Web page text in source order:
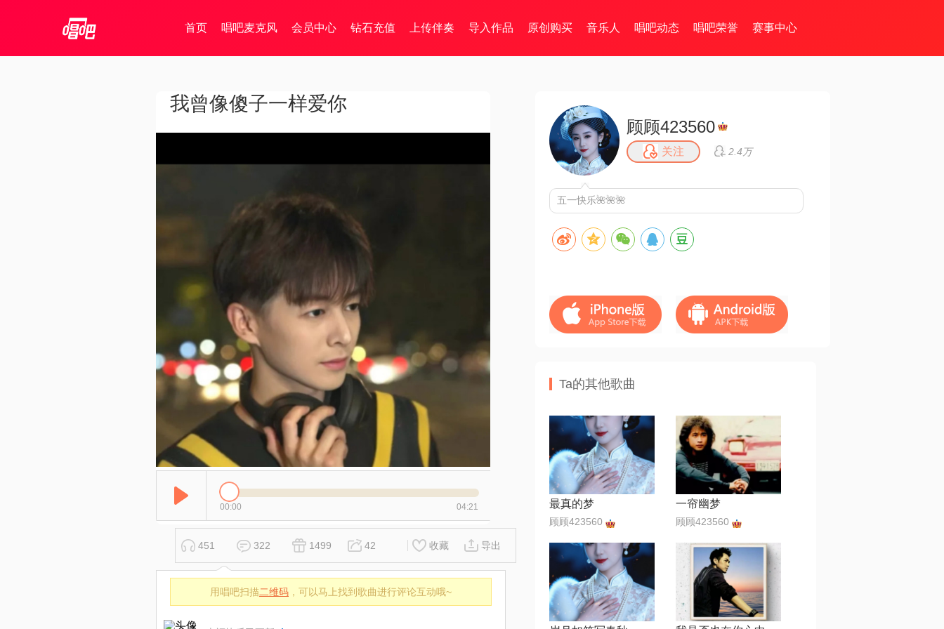
首页 唱吧麦克风 会员中心 钻石充值 上传伴奏 导入作品 原创购买 音乐人 唱吧动态 唱吧荣誉 赛事中心
我曾像傻子一样爱你
00:00 04:21
451 322 1499 42 收藏 导出
用唱吧扫描二维码 ，可以马上找到歌曲进行评论互动哦~
顾顾423560
关注 2.4万
五一快乐🌺🌺🌺
Ta的其他歌曲
最真的梦
顾顾423560
一帘幽梦
顾顾423560